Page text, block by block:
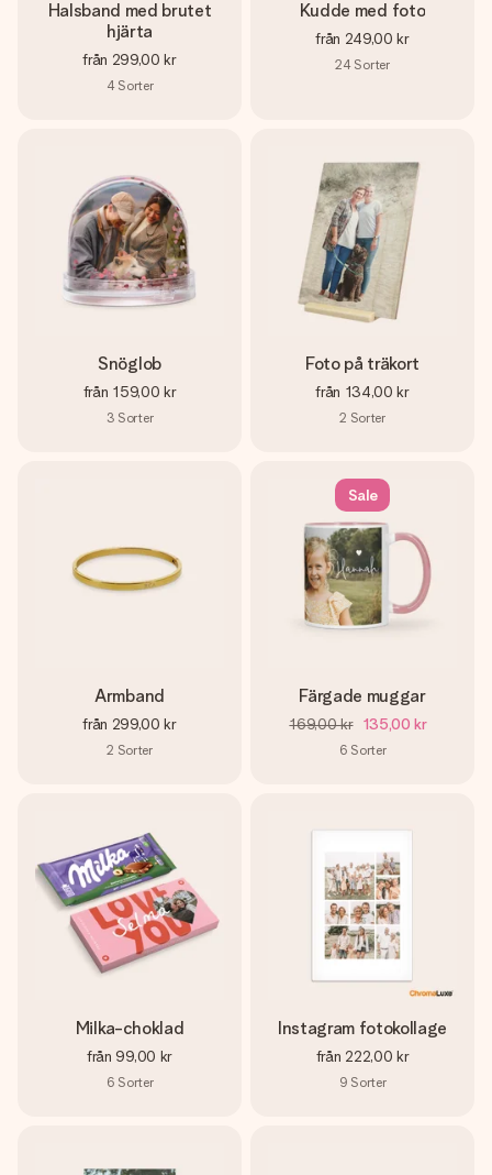
Halsband med brutet
hjärta
från 299,00 kr
4 Sorter
Kudde med foto
från 249,00 kr
24 Sorter
Snöglob
från 159,00 kr
3 Sorter
Foto på träkort
från 134,00 kr
2 Sorter
Armband
från 299,00 kr
2 Sorter
Sale
Färgade muggar
169,00 kr 135,00 kr
6 Sorter
Milka-choklad
från 99,00 kr
6 Sorter
Instagram fotokollage
från 222,00 kr
9 Sorter